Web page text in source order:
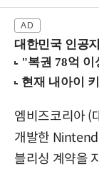
대한민국 인공지능
엠비즈코리아 (
개발한
블리싱 계약을